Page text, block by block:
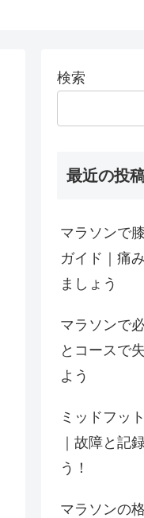
検索
最近の投
マラソンで
ガイド｜痛
ましょう
マラソンで
とコースで
よう
ミッドフッ
｜故障と記
う！
マラソンの